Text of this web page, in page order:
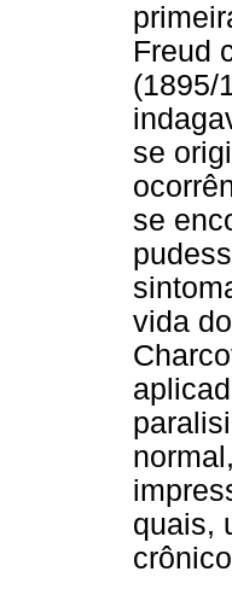
Freud
(1895/
se
se
vida
quais,